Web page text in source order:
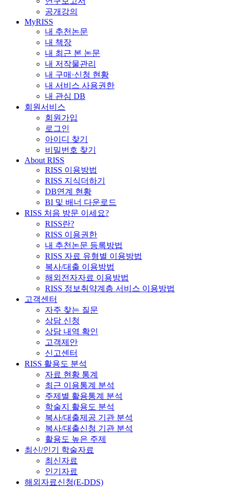
공개강의
MyRISS
내 추천논문
내 책장
내 최근 본 논문
내 저작물관리
내 구매·신청 현황
내 서비스 사용권한
내 관심 DB
회원서비스
회원가입
로그인
아이디 찾기
비밀번호 찾기
About RISS
RISS 이용방법
RISS 지식더하기
DB연계 현황
BI 및 배너 다운로드
RISS 처음 방문 이세요?
RISS란?
RISS 이용권한
내 추천논문 등록방법
RISS 자료 유형별 이용방법
복사/대출 이용방법
해외전자자료 이용방법
RISS 정보취약계층 서비스 이용방법
고객센터
자주 찾는 질문
상담 신청
상담 내역 확인
고객제안
신고센터
RISS 활용도 분석
자료 현황 통계
최근 이용통계 분석
주제별 활용통계 분석
학술지 활용도 분석
복사/대출제공 기관 분석
복사/대출신청 기관 분석
활용도 높은 주제
최신/인기 학술자료
최신자료
인기자료
해외자료신청(E-DDS)